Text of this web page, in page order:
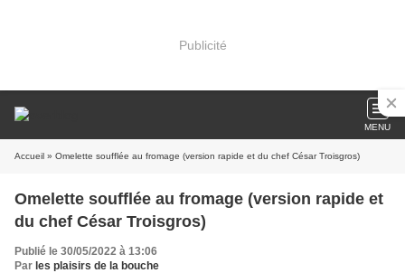
Publicité
MENU
Accueil » Omelette soufflée au fromage (version rapide et du chef César Troisgros)
Omelette soufflée au fromage (version rapide et
du chef César Troisgros)
Publié le 30/05/2022 à 13:06
Par les plaisirs de la bouche